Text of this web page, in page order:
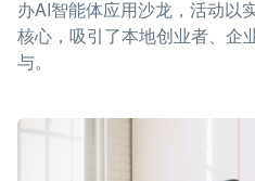
办AI智能体应用沙龙，活动以
核心，吸引了本地创业者、企
与。